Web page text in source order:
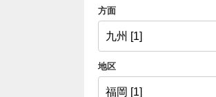
方面
地区